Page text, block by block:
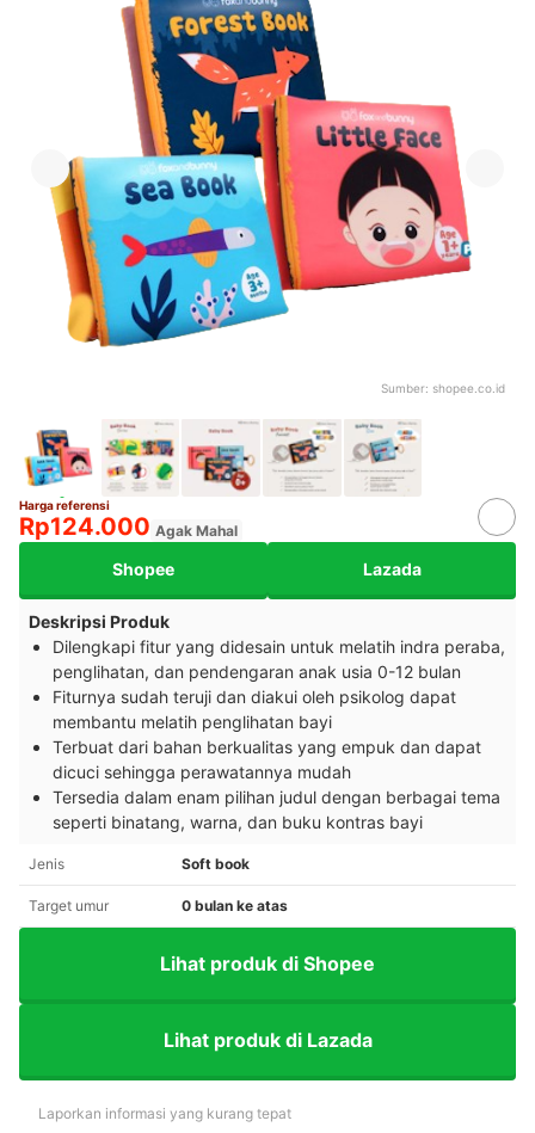
Sumber: shopee.co.id
Harga referensi
Rp124.000 Agak Mahal
Shopee Lazada
Deskripsi Produk
Dilengkapi fitur yang didesain untuk melatih indra peraba,
penglihatan, dan pendengaran anak usia 0-12 bulan
Fiturnya sudah teruji dan diakui oleh psikolog dapat
membantu melatih penglihatan bayi
Terbuat dari bahan berkualitas yang empuk dan dapat
dicuci sehingga perawatannya mudah
Tersedia dalam enam pilihan judul dengan berbagai tema
seperti binatang, warna, dan buku kontras bayi
Jenis Soft book
Target umur 0 bulan ke atas
Lihat produk di Shopee
Lihat produk di Lazada
Laporkan informasi yang kurang tepat